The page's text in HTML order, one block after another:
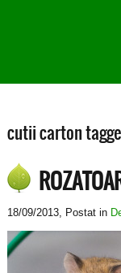
cutii carton
18/09/2013, Postat in